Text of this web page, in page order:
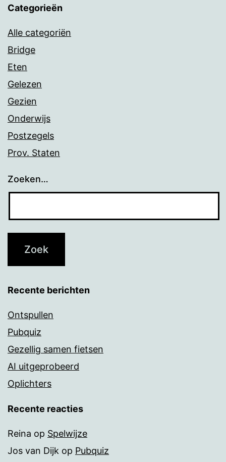
Categorieën
Alle categoriën
Bridge
Eten
Gelezen
Gezien
Onderwijs
Postzegels
Prov. Staten
Zoeken…
Recente berichten
Ontspullen
Pubquiz
Gezellig samen fietsen
AI uitgeprobeerd
Oplichters
Recente reacties
Reina op Spelwijze
Jos van Dijk op Pubquiz